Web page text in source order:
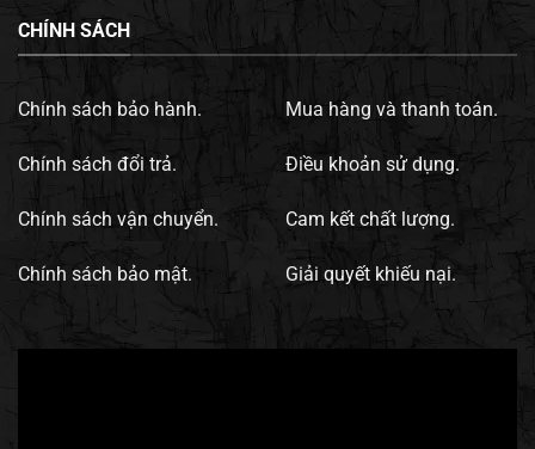
CHÍNH SÁCH
Chính sách bảo hành.
Chính sách đổi trả.
Chính sách vận chuyển.
Chính sách bảo mật.
Mua hàng và thanh toán.
Điều khoản sử dụng.
Cam kết chất lượng.
Giải quyết khiếu nại.